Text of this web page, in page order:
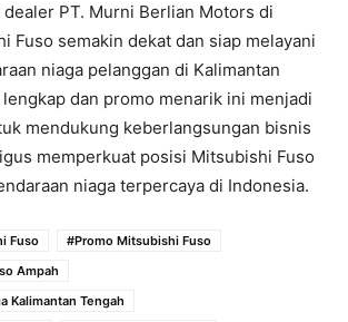
PT. Murni Berlian Motors di
Fuso semakin dekat dan siap melayani
niaga pelanggan di Kalimantan
dan promo menarik ini menjadi
mendukung keberlangsungan bisnis
memperkuat posisi Mitsubishi Fuso
niaga terpercaya di Indonesia.
Fuso
#Promo Mitsubishi Fuso
Ampah
Kalimantan Tengah